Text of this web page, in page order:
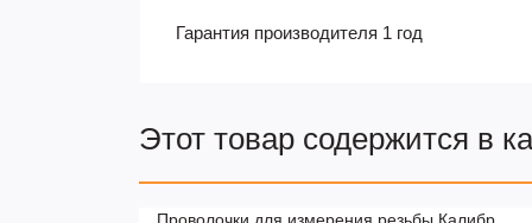
Гарантия производителя 1 год
Этот товар содержится в